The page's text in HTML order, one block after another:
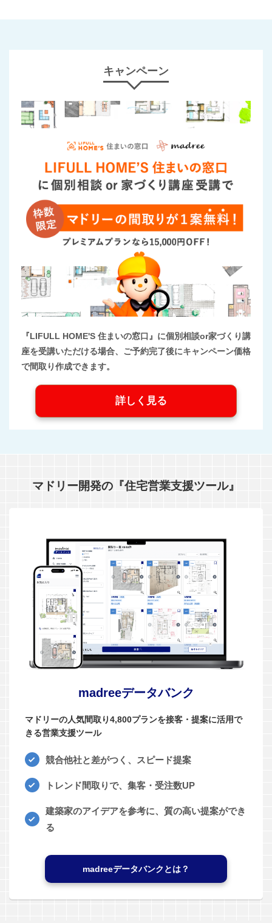
キャンペーン
『LIFULL HOME'S 住まいの窓口』に個別相談or家づくり講
座を受講いただける場合、ご予約完了後にキャンペーン価格
で間取り作成できます。
詳しく見る
マドリー開発の『住宅営業支援ツール』
madreeデータバンク
マドリーの人気間取り4,800プランを接客・提案に活用で
きる営業支援ツール
競合他社と差がつく、スピード提案
トレンド間取りで、集客・受注数UP
建築家のアイデアを参考に、質の高い提案ができ
る
madreeデータバンクとは？